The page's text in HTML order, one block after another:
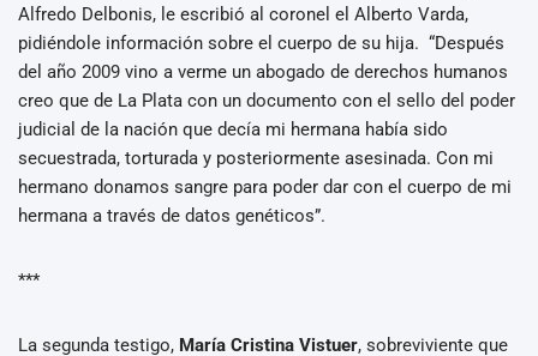
Alfredo Delbonis, le escribió al coronel el Alberto Varda,
pidiéndole información sobre el cuerpo de su hija. “Después
del año 2009 vino a verme un abogado de derechos humanos
creo que de La Plata con un documento con el sello del poder
judicial de la nación que decía mi hermana había sido
secuestrada, torturada y posteriormente asesinada. Con mi
hermano donamos sangre para poder dar con el cuerpo de mi
hermana a través de datos genéticos”.
***
La segunda testigo, María Cristina Vistuer, sobreviviente que